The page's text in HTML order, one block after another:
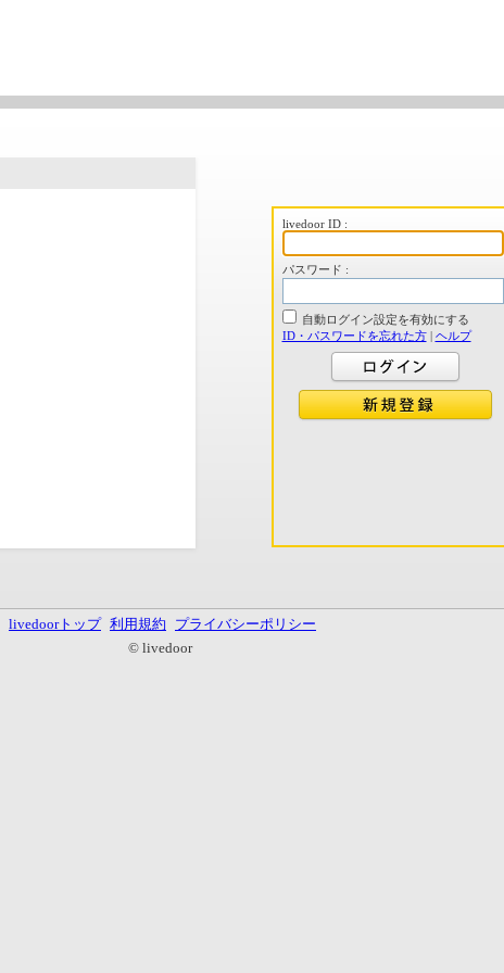
livedoor ID :
パスワード :
自動ログイン設定を有効にする
ID・パスワードを忘れた方| ヘルプ
livedoorトップ 利用規約
プライバシーポリシー
© livedoor